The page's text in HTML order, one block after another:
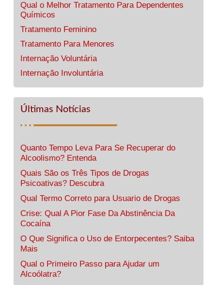
Qual o Melhor Tratamento Para Dependentes
Químicos
Tratamento Feminino
Tratamento Para Menores
Internação Voluntária
Internação Involuntária
Últimas Notícias
Quanto Tempo Leva Para Se Recuperar do
Alcoolismo? Entenda
Quais São os Três Tipos de Drogas
Psicoativas? Descubra
Qual Termo Correto para Usuario de Drogas
Crise: Qual A Pior Fase Da Abstinência Da
Cocaína
O Que Significa o Uso de Entorpecentes? Saiba
Mais
Qual o Primeiro Passo para Ajudar um
Alcoólatra?